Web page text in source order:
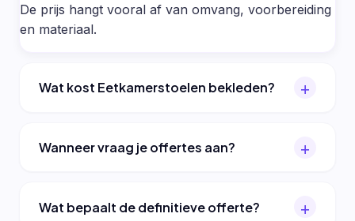
De prijs hangt vooral af van omvang, voorbereiding
en materiaal.
Wat kost Eetkamerstoelen bekleden?
Wanneer vraag je offertes aan?
Wat bepaalt de definitieve offerte?